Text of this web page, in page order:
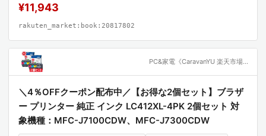
¥11,943
rakuten_market:book:20817802
PC&家電《CaravanYU 楽天市場店》
＼4％OFFクーポン配布中／【お得な2個セット】ブラザ
ー プリンター 純正 インク LC412XL-4PK 2個セット 対
象機種：MFC-J7100CDW、MFC-J7300CDW